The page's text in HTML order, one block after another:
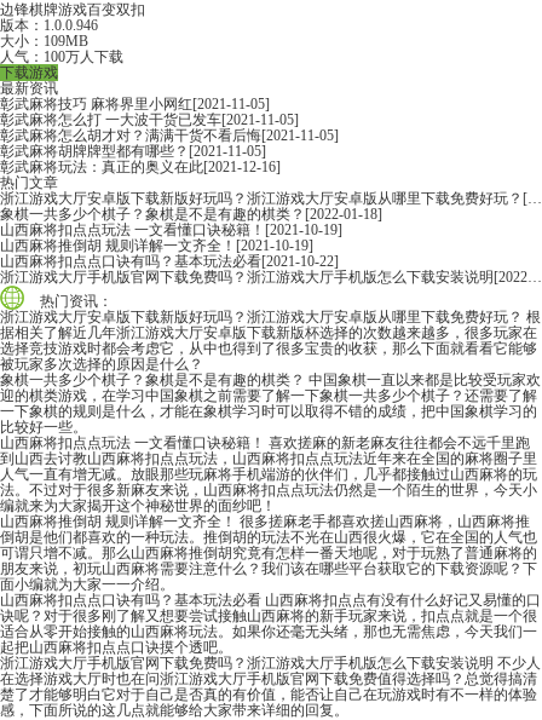
边锋棋牌游戏百变双扣
版本：1.0.0.946
大小：109MB
人气：100万人下载
下载游戏
最新资讯
彰武麻将技巧 麻将界里小网红[2021-11-05]
彰武麻将怎么打 一大波干货已发车[2021-11-05]
彰武麻将怎么胡才对？满满干货不看后悔[2021-11-05]
彰武麻将胡牌牌型都有哪些？ [2021-11-05]
彰武麻将玩法：真正的奥义在此[2021-12-16]
热门文章
浙江游戏大厅安卓版下载新版好玩吗？浙江游戏大厅安卓版从哪里下载免费好玩？ [2022-06-16]
象棋一共多少个棋子？象棋是不是有趣的棋类？ [2022-01-18]
山西麻将扣点点玩法 一文看懂口诀秘籍！ [2021-10-19]
山西麻将推倒胡 规则详解一文齐全！ [2021-10-19]
山西麻将扣点点口诀有吗？基本玩法必看[2021-10-22]
浙江游戏大厅手机版官网下载免费吗？浙江游戏大厅手机版怎么下载安装说明 [2022-06-16]
热门资讯：
浙江游戏大厅安卓版下载新版好玩吗？浙江游戏大厅安卓版从哪里下载免费好玩？ 根
据相关了解近几年浙江游戏大厅安卓版下载新版杯选择的次数越来越多，很多玩家在
选择竞技游戏时都会考虑它，从中也得到了很多宝贵的收获，那么下面就看看它能够
被玩家多次选择的原因是什么？
象棋一共多少个棋子？象棋是不是有趣的棋类？ 中国象棋一直以来都是比较受玩家欢
迎的棋类游戏，在学习中国象棋之前需要了解一下象棋一共多少个棋子？还需要了解
一下象棋的规则是什么，才能在象棋学习时可以取得不错的成绩，把中国象棋学习的
比较好一些。
山西麻将扣点点玩法 一文看懂口诀秘籍！ 喜欢搓麻的新老麻友往往都会不远千里跑
到山西去讨教山西麻将扣点点玩法，山西麻将扣点点玩法近年来在全国的麻将圈子里
人气一直有增无减。放眼那些玩麻将手机端游的伙伴们，几乎都接触过山西麻将的玩
法。不过对于很多新麻友来说，山西麻将扣点点玩法仍然是一个陌生的世界，今天小
编就来为大家揭开这个神秘世界的面纱吧！
山西麻将推倒胡 规则详解一文齐全！ 很多搓麻老手都喜欢搓山西麻将，山西麻将推
倒胡是他们都喜欢的一种玩法。推倒胡的玩法不光在山西很火爆，它在全国的人气也
可谓只增不减。那么山西麻将推倒胡究竟有怎样一番天地呢，对于玩熟了普通麻将的
朋友来说，初玩山西麻将需要注意什么？我们该在哪些平台获取它的下载资源呢？下
面小编就为大家一一介绍。
山西麻将扣点点口诀有吗？基本玩法必看 山西麻将扣点点有没有什么好记又易懂的口
诀呢？对于很多刚了解又想要尝试接触山西麻将的新手玩家来说，扣点点就是一个很
适合从零开始接触的山西麻将玩法。如果你还毫无头绪，那也无需焦虑，今天我们一
起把山西麻将扣点点口诀摸个透吧。
浙江游戏大厅手机版官网下载免费吗？浙江游戏大厅手机版怎么下载安装说明 不少人
在选择游戏大厅时也在问浙江游戏大厅手机版官网下载免费值得选择吗？总觉得搞清
楚了才能够明白它对于自己是否真的有价值，能否让自己在玩游戏时有不一样的体验
感，下面所说的这几点就能够给大家带来详细的回复。